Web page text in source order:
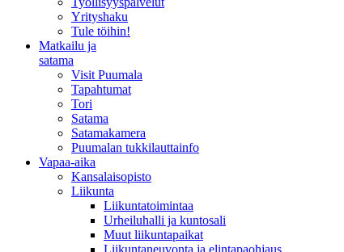
Yrityshaku
Tule töihin!
Matkailu ja
satama
Visit Puumala
Tapahtumat
Tori
Satama
Satamakamera
Puumalan tukkilauttainfo
Vapaa-aika
Kansalaisopisto
Liikunta
Liikuntatoimintaa
Urheiluhalli ja kuntosali
Muut liikuntapaikat
Liikuntaneuvonta ja elintapaohjaus